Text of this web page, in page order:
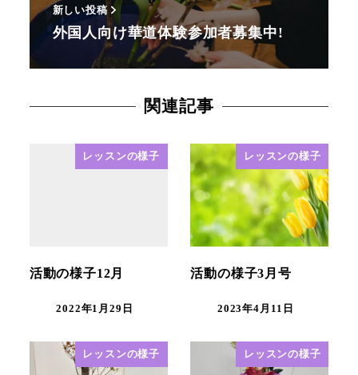
新しい投稿
外国人向け華道体験参加者募集中!
関連記事
レッスンの様子
活動の様子12月
2022年1月29日
レッスンの様子
活動の様子3月号
2023年4月11日
レッスンの様子 レッスンの様子